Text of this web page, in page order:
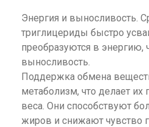
Энергия и выносливость.
триглицериды быстро
преобразуются в энергию,
выносливость.
Поддержка обмена
метаболизм, что делает
веса. Они способствуют
жиров и снижают чувство